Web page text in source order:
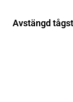
Avstängd